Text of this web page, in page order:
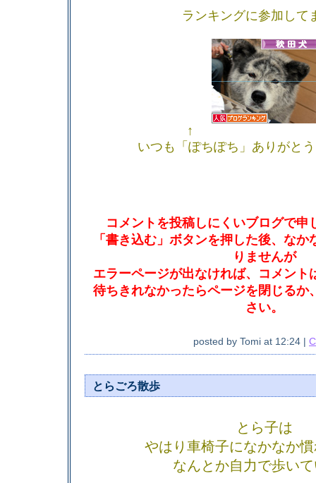
ランキングに参加して
↑
いつも「ぽちぽち」ありがと
コメントを投稿しにくいブログで申
「書き込む」ボタンを押した後、な
りませんが
エラーページが出なければ、コメント
待ちきれなかったらページを閉じるか
さい。
posted by Tomi at 12:24 |
とらごろ散歩
とら子は
やはり車椅子になかなか
なんとか自力で歩い